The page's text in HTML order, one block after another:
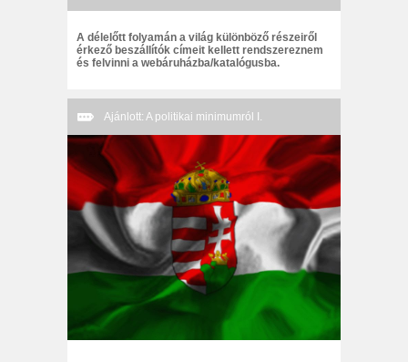
A délelőtt folyamán a világ különböző részeiről
érkező beszállítók címeit kellett rendszereznem
és felvinni a webáruházba/katalógusba.
Ajánlott: A politikai minimumról I.